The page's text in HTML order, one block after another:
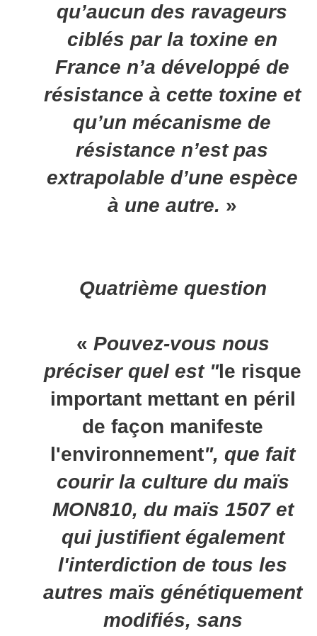
qu’aucun des ravageurs
ciblés par la toxine en
France n’a développé de
résistance à cette toxine et
qu’un mécanisme de
résistance n’est pas
extrapolable d’une espèce
à une autre. »
Quatrième question
« Pouvez-vous nous
préciser quel est "le risque
important mettant en péril
de façon manifeste
l'environnement", que fait
courir la culture du maïs
MON810, du maïs 1507 et
qui justifient également
l'interdiction de tous les
autres maïs génétiquement
modifiés, sans